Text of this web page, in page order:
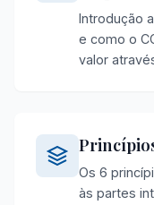
Introdução
e como o
valor
Os 6
às partes